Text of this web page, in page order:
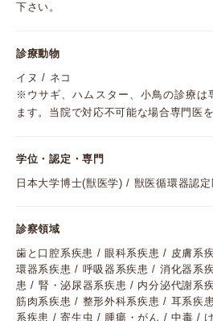
下さい。
診療動物
イヌ / ネコ
※ウサギ、ハムスター、小鳥の診療は
ます。当院で対応不可能な場合専門医
学位・認定・専門
日本大学博士(獣医学) / 獣医循環器認
診察領域
歯と口腔系疾患 / 眼科系疾患 / 皮膚系
環器系疾患 / 呼吸器系疾患 / 消化器系
患 / 腎・泌尿器系疾患 / 内分泌代謝系
筋肉系疾患 / 整形外科系疾患 / 耳系疾
系疾患 / 寄生虫 / 腫瘍・がん / 中毒 /